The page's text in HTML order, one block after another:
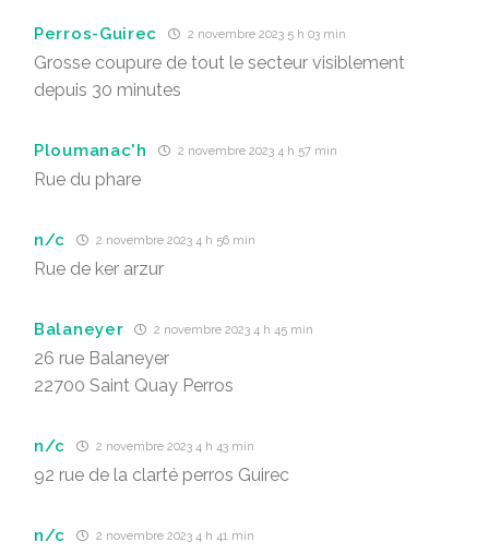
Perros-Guirec 2 novembre 2023 5 h 03 min
Grosse coupure de tout le secteur visiblement
depuis 30 minutes
Ploumanac'h 2 novembre 2023 4 h 57 min
Rue du phare
n/c 2 novembre 2023 4 h 56 min
Rue de ker arzur
Balaneyer 2 novembre 2023 4 h 45 min
26 rue Balaneyer
22700 Saint Quay Perros
n/c 2 novembre 2023 4 h 43 min
92 rue de la clarté perros Guirec
n/c 2 novembre 2023 4 h 41 min